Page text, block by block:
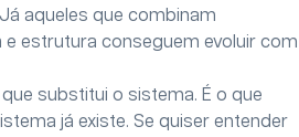
aqueles que combinam
estrutura conseguem evoluir com
substitui o sistema. É o que
já existe. Se quiser entender